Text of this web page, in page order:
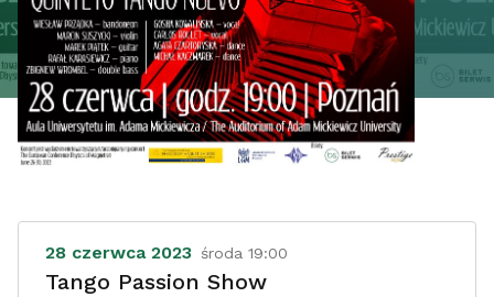
28 czerwca 2023 środa 19:00
Tango Passion Show